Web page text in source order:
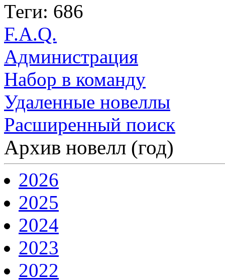
Теги: 686
F.A.Q.
Администрация
Набор в команду
Удаленные новеллы
Расширенный поиск
Архив новелл (год)
2026
2025
2024
2023
2022